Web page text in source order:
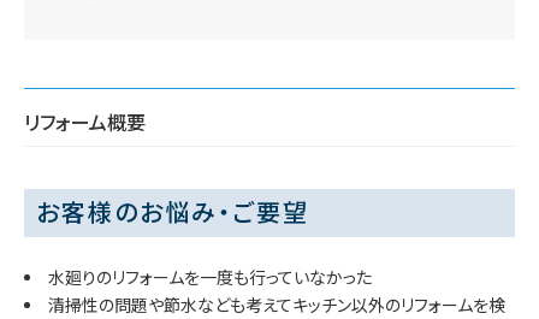
リフォーム概要
お客様のお悩み・ご要望
水廻りのリフォームを一度も行っていなかった
清掃性の問題や節水なども考えてキッチン以外のリフォームを検